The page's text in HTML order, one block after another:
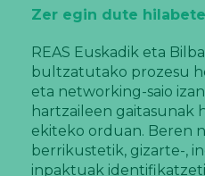
Zer egin dute
REAS Euskadik eta
bultzatutako prozesu
eta networking-saio
hartzaileen gaitasunak
ekiteko orduan. Beren
berrikustetik, gizarte-,
inpaktuak